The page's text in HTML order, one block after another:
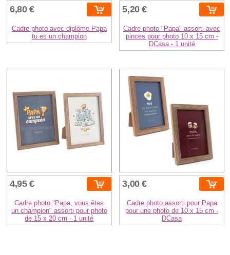
6,80 €
Cadre photo avec diplôme Papa
tu es un champion
5,20 €
Cadre photo "Papa" assorti avec
pinces pour photo 10 x 15 cm -
DCasa - 1 unité
4,95 €
Cadre photo "Papa, vous êtes
un champion" assorti pour photo
de 15 x 20 cm - 1 unité
3,00 €
Cadre photo assorti pour Papa
pour une photo de 10 x 15 cm -
DCasa